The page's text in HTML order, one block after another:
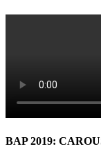
BAP 2019: